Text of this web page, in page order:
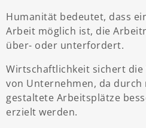
Humanität bedeutet, dass
Arbeit möglich ist, die
über- oder unterfordert.
Wirtschaftlichkeit sichert
von Unternehmen, da durch
gestaltete Arbeitsplätze
erzielt werden.